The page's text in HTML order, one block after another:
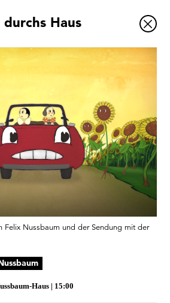
Haus
Felix Nussbaum und der Sendung mit der
Haus 15:00
Vermittlung
Besuch
Kontakt
Schließen
1x